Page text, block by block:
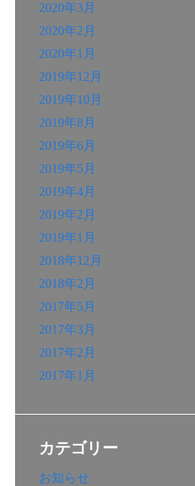
2020年3月
2020年2月
2020年1月
2019年12月
2019年10月
2019年8月
2019年6月
2019年5月
2019年4月
2019年2月
2019年1月
2018年12月
2018年2月
2017年5月
2017年3月
2017年2月
2017年1月
カテゴリー
お知らせ